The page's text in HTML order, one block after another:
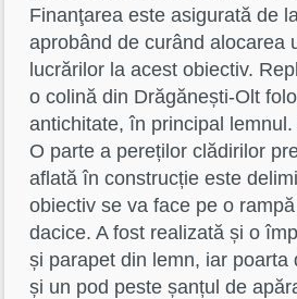
Finanţarea este asigurată de
aprobând de curând alocarea
lucrărilor la acest obiectiv.
o colină din Drăgănești-Olt
antichitate, în principal
O parte a pereților clădirilor
aflată în construcție este
obiectiv se va face pe o
dacice. A fost realizată și o
și parapet din lemn, iar
și un pod peste șanțul de